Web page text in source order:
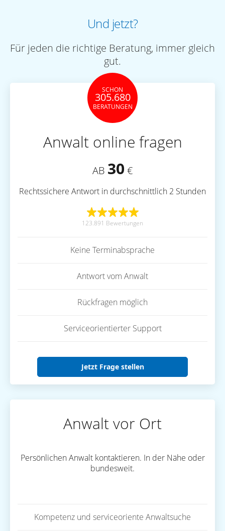
Und jetzt?
Für jeden die richtige Beratung, immer gleich
gut.
SCHON
305.680
BERATUNGEN
Anwalt online fragen
AB 30 €
Rechtssichere Antwort in durchschnittlich 2 Stunden
123.891 Bewertungen
Keine Terminabsprache
Antwort vom Anwalt
Rückfragen möglich
Serviceorientierter Support
Jetzt Frage stellen
Anwalt vor Ort
Persönlichen Anwalt kontaktieren. In der Nähe oder
bundesweit.
Kompetenz und serviceoriente Anwaltsuche